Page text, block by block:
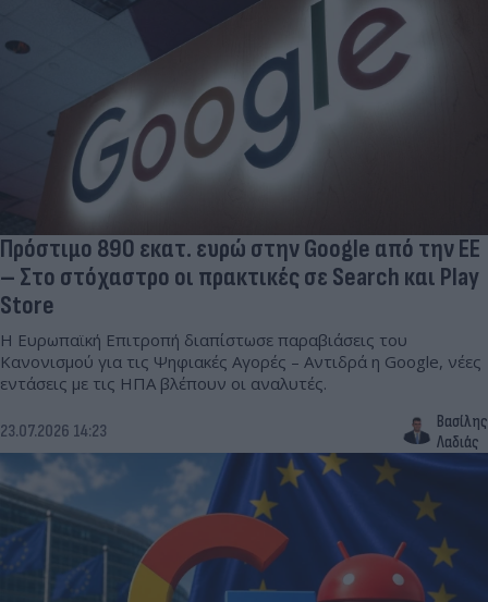
Πρόστιμο 890 εκατ. ευρώ στην Google από την ΕΕ
– Στο στόχαστρο οι πρακτικές σε Search και Play
Store
Η Ευρωπαϊκή Επιτροπή διαπίστωσε παραβιάσεις του
Κανονισμού για τις Ψηφιακές Αγορές – Αντιδρά η Google, νέες
εντάσεις με τις ΗΠΑ βλέπουν οι αναλυτές.
23.07.2026 14:23
Βασίλης
Λαδιάς